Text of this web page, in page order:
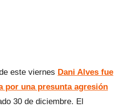
este viernes Dani Alves fue
por una presunta agresión
30 de diciembre. El